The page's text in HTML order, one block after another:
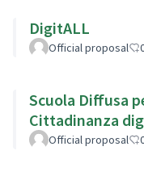
DigitALL
Official proposal
Scuola Diffusa
Cittadinanza
Official proposal